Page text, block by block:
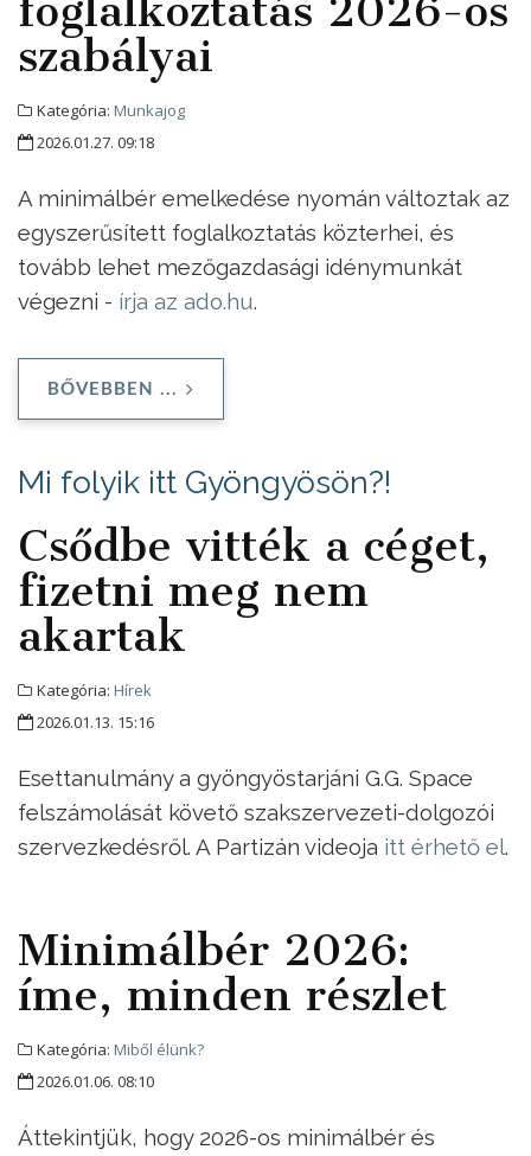
foglalkoztatás 2026-os
szabályai
Kategória: Munkajog
2026.01.27. 09:18
A minimálbér emelkedése nyomán változtak az
egyszerűsített foglalkoztatás közterhei, és
tovább lehet mezőgazdasági idénymunkát
végezni - írja az ado.hu.
BŐVEBBEN ...
Mi folyik itt Gyöngyösön?!
Csődbe vitték a céget,
fizetni meg nem
akartak
Kategória: Hírek
2026.01.13. 15:16
Esettanulmány a gyöngyöstarjáni G.G. Space
felszámolását követő szakszervezeti-dolgozói
szervezkedésről. A Partizán videoja itt érhető el.
Minimálbér 2026:
íme, minden részlet
Kategória: Miből élünk?
2026.01.06. 08:10
Áttekintjük, hogy 2026-os minimálbér és